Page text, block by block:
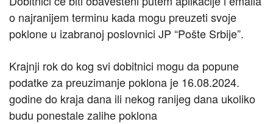
o najranijem terminu kada mogu preuzeti svoje
poklone u izabranoj poslovnici JP “Pošte Srbije”.
Krajnji rok do kog svi dobitnici mogu da popune
podatke za preuzimanje poklona je 16.08.2024.
godine do kraja dana ili nekog ranijeg dana ukoliko
budu ponestale zalihe poklona